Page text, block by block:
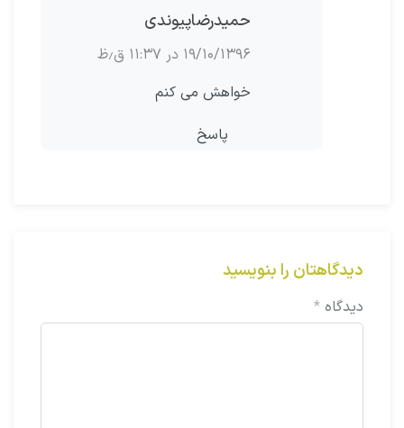
حمیدرضاپیوندی
۱۹/۱۰/۱۳۹۶ در ۱۱:۳۷ ق٫ظ
خواهش می کنم
پاسخ
دیدگاهتان را بنویسید
دیدگاه *